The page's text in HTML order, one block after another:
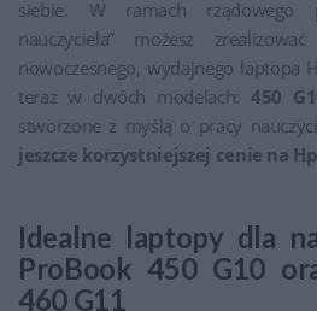
siebie. W ramach rządowego
nauczyciela” możesz
nowoczesnego, wydajnego laptopa
teraz w dwóch modelach: 450
stworzone z myślą o pracy
jeszcze korzystniejszej cenie na
Idealne laptopy dla
ProBook 450 G10
460 G11